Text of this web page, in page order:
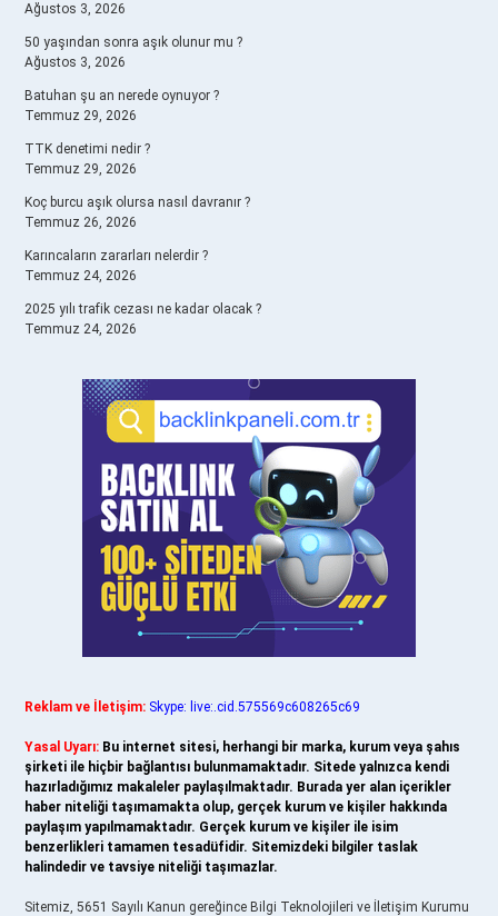
Ağustos 3, 2026
50 yaşından sonra aşık olunur mu ?
Ağustos 3, 2026
Batuhan şu an nerede oynuyor ?
Temmuz 29, 2026
TTK denetimi nedir ?
Temmuz 29, 2026
Koç burcu aşık olursa nasıl davranır ?
Temmuz 26, 2026
Karıncaların zararları nelerdir ?
Temmuz 24, 2026
2025 yılı trafik cezası ne kadar olacak ?
Temmuz 24, 2026
Reklam ve İletişim: Skype: live:.cid.575569c608265c69
Yasal Uyarı: Bu internet sitesi, herhangi bir marka, kurum veya şahıs
şirketi ile hiçbir bağlantısı bulunmamaktadır. Sitede yalnızca kendi
hazırladığımız makaleler paylaşılmaktadır. Burada yer alan içerikler
haber niteliği taşımamakta olup, gerçek kurum ve kişiler hakkında
paylaşım yapılmamaktadır. Gerçek kurum ve kişiler ile isim
benzerlikleri tamamen tesadüfidir. Sitemizdeki bilgiler taslak
halindedir ve tavsiye niteliği taşımazlar.
Sitemiz, 5651 Sayılı Kanun gereğince Bilgi Teknolojileri ve İletişim Kurumu